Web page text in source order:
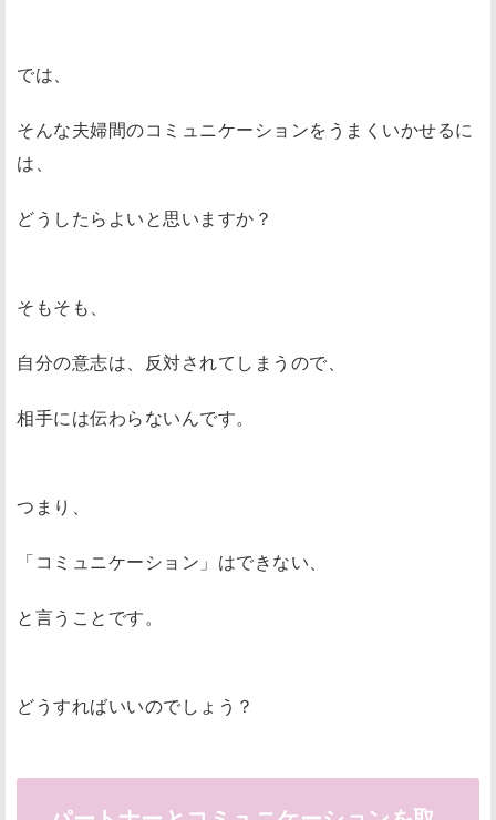
では、
そんな夫婦間のコミュニケーションをうまくいかせるに
は、
どうしたらよいと思いますか？
そもそも、
自分の意志は、反対されてしまうので、
相手には伝わらないんです。
つまり、
「コミュニケーション」はできない、
と言うことです。
どうすればいいのでしょう？